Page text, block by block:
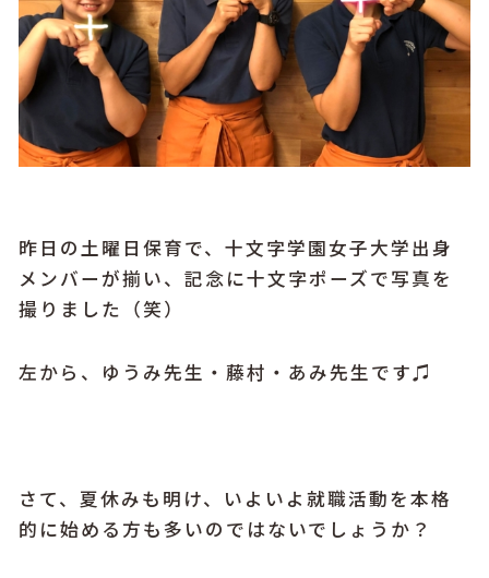
昨日の土曜日保育で、十文字学園女子大学出身
メンバーが揃い、記念に十文字ポーズで写真を
撮りました（笑）
左から、ゆうみ先生・藤村・あみ先生です♫
さて、夏休みも明け、いよいよ就職活動を本格
的に始める方も多いのではないでしょうか？